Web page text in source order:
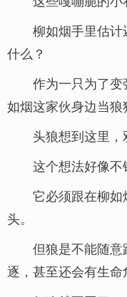
柳如烟手里估
什么？
作为一只为了
如烟这家伙身边当狼
头狼想到这里，
这个想法好像不
它必须跟在柳
头。
但狼是不能随
逐，甚至还会有生命